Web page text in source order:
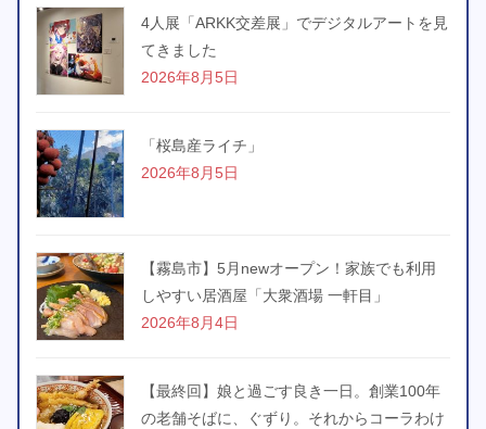
4人展「ARKK交差展」でデジタルアートを見
てきました
2026年8月5日
「桜島産ライチ」
2026年8月5日
【霧島市】5月newオープン！家族でも利用
しやすい居酒屋「大衆酒場 一軒目」
2026年8月4日
【最終回】娘と過ごす良き一日。創業100年
の老舗そばに、ぐずり。それからコーラわけ